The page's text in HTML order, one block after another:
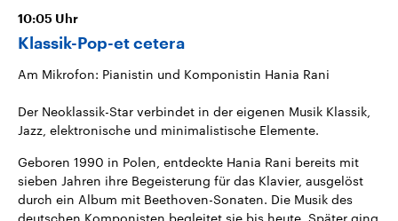
10:05 Uhr
Klassik-Pop-et cetera
Am Mikrofon: Pianistin und Komponistin Hania Rani
Der Neoklassik-Star verbindet in der eigenen Musik Klassik,
Jazz, elektronische und minimalistische Elemente.
Geboren 1990 in Polen, entdeckte Hania Rani bereits mit
sieben Jahren ihre Begeisterung für das Klavier, ausgelöst
durch ein Album mit Beethoven-Sonaten. Die Musik des
deutschen Komponisten begleitet sie bis heute. Später ging